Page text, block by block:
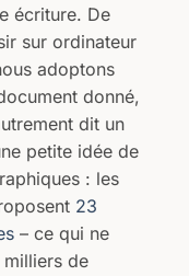
écriture. De
sur ordinateur
adoptons
donné,
dit un
petite idée de
: les
23
– ce qui ne
milliers de